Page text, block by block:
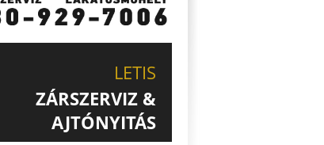
LETIS
ZÁRSZERVIZ &
AJTÓNYITÁS